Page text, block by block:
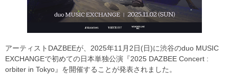
アーティストDAZBEEが、2025年11月2日(日)に渋谷のduo MUSIC
EXCHANGEで初めての日本単独公演『2025 DAZBEE Concert :
orbiter in Tokyo』を開催することが発表されました。